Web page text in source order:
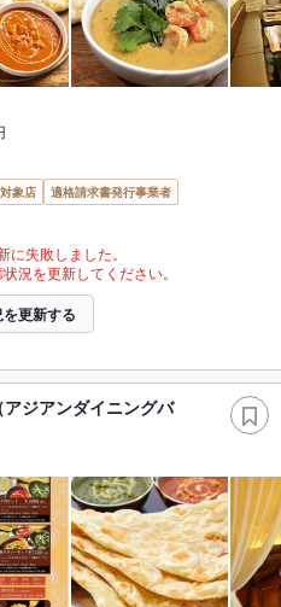
象店 適格請求書発行事業者
に失敗しました。
況を更新してください。
更新する
ジアンダイニングバ